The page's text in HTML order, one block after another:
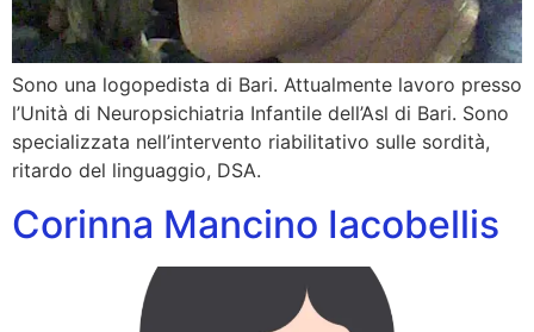
Sono una logopedista di Bari. Attualmente lavoro presso
l’Unità di Neuropsichiatria Infantile dell’Asl di Bari. Sono
specializzata nell’intervento riabilitativo sulle sordità,
ritardo del linguaggio, DSA.
Corinna Mancino Iacobellis